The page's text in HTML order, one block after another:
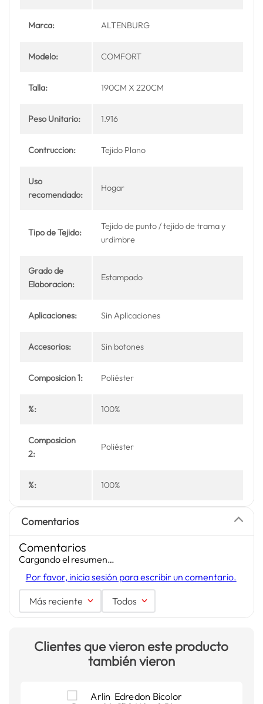
Marca: ALTENBURG
Modelo: COMFORT
Talla: 190CM X 220CM
Peso Unitario: 1.916
Contruccion: Tejido Plano
Uso
recomendado:
Hogar
Tipo de Tejido:
Tejido de punto / tejido de trama y
urdimbre
Grado de
Elaboracion:
Estampado
Aplicaciones: Sin Aplicaciones
Accesorios: Sin botones
Composicion 1: Poliéster
%: 100%
Composicion
2:
Poliéster
%: 100%
Comentarios
Comentarios
Cargando el resumen…
Por favor, inicia sesión para escribir un comentario.
Más reciente Todos
Clientes que vieron este producto
también vieron